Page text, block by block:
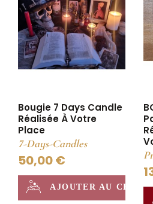
Bougie 7 Days Candle
Réalisée À Votre
Place
7-Days-Candles
50,00 €
AJOUTER AU